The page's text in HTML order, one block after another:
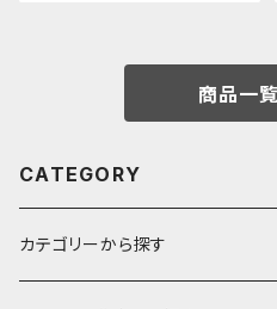
商品一
CATEGORY
カテゴリーから探す